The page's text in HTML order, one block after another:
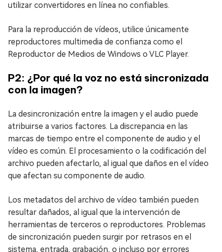
utilizar convertidores en línea no confiables.
Para la reproducción de vídeos, utilice únicamente
reproductores multimedia de confianza como el
Reproductor de Medios de Windows o VLC Player.
P2: ¿Por qué la voz no está sincronizada
con la imagen?
La desincronización entre la imagen y el audio puede
atribuirse a varios factores. La discrepancia en las
marcas de tiempo entre el componente de audio y el
vídeo es común. El procesamiento o la codificación del
archivo pueden afectarlo, al igual que daños en el vídeo
que afectan su componente de audio.
Los metadatos del archivo de vídeo también pueden
resultar dañados, al igual que la intervención de
herramientas de terceros o reproductores. Problemas
de sincronización pueden surgir por retrasos en el
sistema, entrada, grabación, o incluso por errores